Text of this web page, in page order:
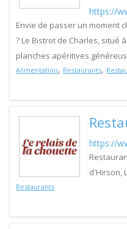
https://
Envie de passer un moment
? Le Bistrot de Charles, situé
planches apéritives
Alimentation, Restaurants,
https://
d'Hirson,
Restaurants